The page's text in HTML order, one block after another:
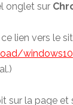
onglet sur
lien vers le
windows10
sur la page et